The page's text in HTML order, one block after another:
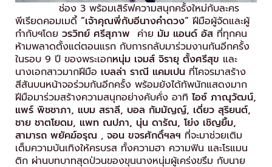
ช่อง 3 พร้อมเสิร์ฟความสนุกครั้งใหม่กับละคร
พีเรียดคอมเมดี้ “เจ้าคุณพี่กับอีนางคำดวง” ฝีมือผู้จัดและผู้
กำกับฯโดย วรวิทย์ ศรีสุภาพ ค่าย มัม แอนด์ อัส ที่ทุกคน
ห้ามพลาดตั้งแต่ตอนแรก กับการกลับมาร่วมงานกันอีกครั้ง
ในรอบ 9 ปี ของพระเอกหนุ่ม เจมส์ จิรายุ ตั้งศรีสุข และ
นางเอกสาวมากฝีมือ เบลล่า ราณี แคมเปน ที่โคจรมาสร้าง
สีสันบนหน้าจอร่วมกันอีกครั้ง พร้อมยังได้ทัพนักแสดงมาก
ฝีมือมาร่วมสร้างความสนุกอย่างคับคั่ง อาทิ ไอซ์ ภาณุวัฒน์,
แพร์ พิชชาภา, แบม สราลี, บอล กัมมัญญ์, เดี่ยว สุริยนต์,
ชาย ชาตโยดม, แพท ณปภา, นุ่น ดารัณ, โย่ง เชิญยิ้ม,
สามารถ พยัคฆ์อรุณ , จอน ขจรศักดิ์ฯลฯ ที่จะมาช่วยเติม
เต็มความบันเทิงให้ครบรส ทั้งความฮา ความฟิน และโรแมน
ติก ผ่านบทบาทสุดป่วนของขุนนางหนุ่มผู้เคร่งขรึม กับนาย